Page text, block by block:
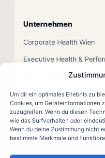
Um dir ein optimales Erlebnis zu
Cookies, um Geräteinformationen
zuzugreifen. Wenn du diesen
wie das Surfverhalten oder
Wenn du deine Zustimmung nicht
bestimmte Merkmale und
Unternehmen
Corporate Health Wien
Executive Health &
Firmenfitness Wien
Gesundheits-Check
Firmenfitness Preise
Anfrage Unternehmen